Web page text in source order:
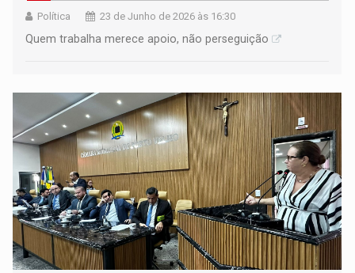
Política 23 de Junho de 2026 às 16:30
Quem trabalha merece apoio, não perseguição